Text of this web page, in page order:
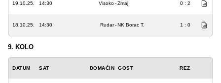
19.10.25. 14:30 Visoko-Zmaj 0 : 2
18.10.25. 14:30 Rudar-NK Borac T. 1 : 0
9. KOLO
DATUM SAT DOMAĆIN GOST REZ